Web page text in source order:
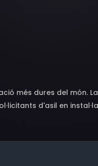
més dures del món.
d'asil en